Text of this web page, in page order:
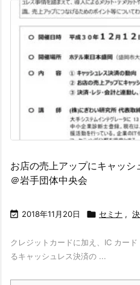
お店の売上アップにキャッ
＠岩手団体中央会
 2018年11月20日  セミナ ,
クレジットカードに加え、IC カー
るキャッシュレス決済の ...